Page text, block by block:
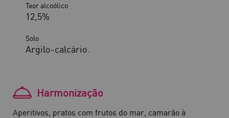
Teor alcoólico
12,5%
Solo
Argilo-calcário.
Harmonização
Aperitivos, pratos com frutos do mar, camarão à